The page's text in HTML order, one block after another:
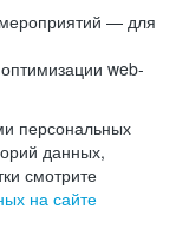
мероприятий — для
web-
персональных
данных,
смотрите
на сайте